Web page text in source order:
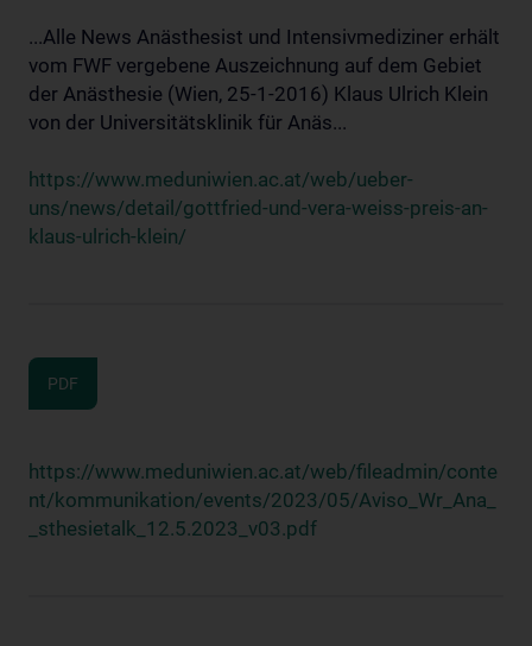
...Alle News Anästhesist und Intensivmediziner erhält
vom FWF vergebene Auszeichnung auf dem Gebiet
der Anästhesie (Wien, 25-1-2016) Klaus Ulrich Klein
von der Universitätsklinik für Anäs...
https://www.meduniwien.ac.at/web/ueber-
uns/news/detail/gottfried-und-vera-weiss-preis-an-
klaus-ulrich-klein/
PDF
https://www.meduniwien.ac.at/web/fileadmin/conte
nt/kommunikation/events/2023/05/Aviso_Wr_Ana_
_sthesietalk_12.5.2023_v03.pdf